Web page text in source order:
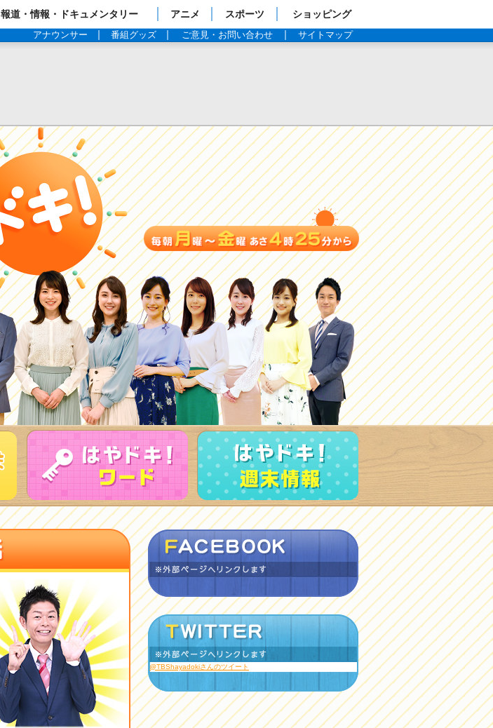
報道・情報・ドキュメンタリー アニメ スポーツ ショッピング
アナウンサー 番組グッズ ご意見・お問い合わせ サイトマップ
@TBShayadokiさんのツイート